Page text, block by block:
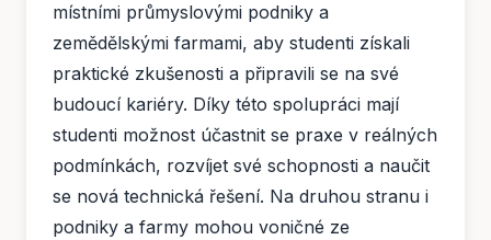
místními průmyslovými podniky a
zemědělskými farmami, aby studenti získali
praktické zkušenosti a připravili se na své
budoucí kariéry. Díky této spolupráci mají
studenti možnost účastnit se praxe v reálných
podmínkách, rozvíjet své schopnosti a naučit
se nová technická řešení. Na druhou stranu i
podniky a farmy mohou voničné ze